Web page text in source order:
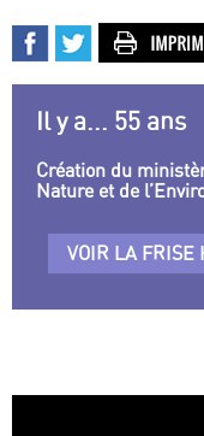
Il y a... 55 ans
Création du
Nature et de
VOIR LA FRISE